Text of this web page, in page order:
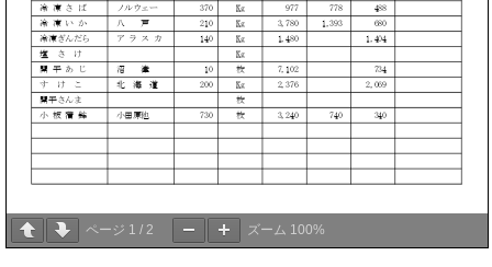
ページ 1 / 2 ズーム 100%